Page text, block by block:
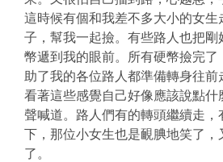
這時候有個和我差不多大小的女生
子，幫我一起撿。有些路人也把剛
幣遞到我的眼前。所有硬幣撿完了
助了我的各位路人都準備轉身往前
看著這些感覺自己好像應該說點什
聲喊道。路人們有的轉頭繼續走，
下，那位小女生也是靦腆地笑了，
了。